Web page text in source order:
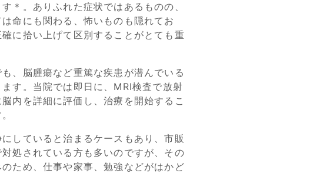
＊。ありふれた症状ではあるものの、
命にも関わる、怖いものも隠れてお
確に拾い上げて区別することがとても重
、脳腫瘍など重篤な疾患が潜んでいる
す。当院では即日に、MRI検査で放射
内を詳細に評価し、治療を開始するこ
にしていると治まるケースもあり、市販
処されている方も多いのですが、その
ため、仕事や家事、勉強などがはかど